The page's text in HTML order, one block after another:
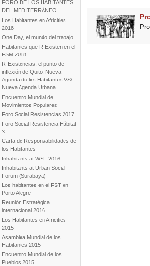
FORO DE LOS HABITANTES
DEL MEDITERRÁNEO
Los Habitantes en Africities
2018
One Day, el mundo del trabajo
Habitantes que R-Existen en el
FSM 2018
R-Existencias, el punto de
inflexión de Quito. Nueva
Agenda de lxs Habitantes VS/
Nueva Agenda Urbana
Encuentro Mundial de
Movimientos Populares
Foro Social Resistencias 2017
Foro Social Resistencia Hábitat
3
Carta de Responsabilidades de
los Habitantes
Inhabitants at WSF 2016
Inhabitants at Urban Social
Forum (Surabaya)
Los habitantes en el FST en
Porto Alegre
Reunión Estratégica
internacional 2016
Los Habitantes en Africities
2015
Asamblea Mundial de los
Habitantes 2015
Encuentro Mundial de los
Pueblos 2015